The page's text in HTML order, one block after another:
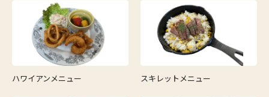
ハワイアンメニュー スキレットメニュー